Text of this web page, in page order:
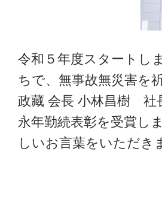
令和５年度スタートし
ちで、無事故無災害を
政藏 会長 小林昌樹 社
永年勤続表彰を受賞し
しいお言葉をいただき